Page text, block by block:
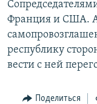
Франция и США.
республику
вести с ней
Поделиться